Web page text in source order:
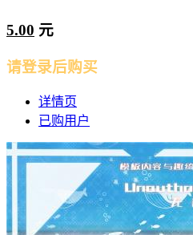
5.00 元
请登录后购买
详情页
已购用户